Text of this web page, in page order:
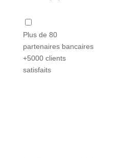
Plus de 80
partenaires bancaires
+5000 clients
satisfaits